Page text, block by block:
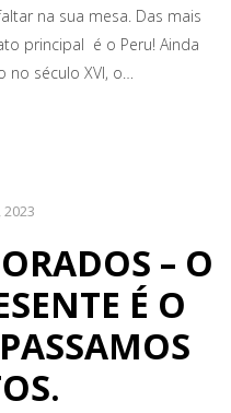
na sua mesa. Das mais
principal é o Peru! Ainda
no século XVI, o…
2023
– O
É O